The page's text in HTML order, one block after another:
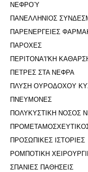
ΝΕΦΡΟΎ
ΠΑΝΕΛΛΗΝΙΟΣ
ΠΑΡΕΝΕΡΓΕΙΕΣ
ΠΑΡΟΧΕΣ
ΠΕΡΙΤΟΝΑ'I'ΚΗ
ΠΕΤΡΕΣ ΣΤΑ ΝΕΦΡΑ
ΠΛΥΣΗ ΟΥΡΟΔΟΧΟΥ
ΠΝΕΥΜΟΝΕΣ
ΠΟΛΥΚΥΣΤΙΚΗ ΝΟΣΟΣ
ΠΡΟΣΩΠΙΚΕΣ ΙΣΤΟΡΙΕΣ
ΡΟΜΠΟΤΙΚΗ
ΣΠΑΝΙΕΣ ΠΑΘΗΣΕΙΣ